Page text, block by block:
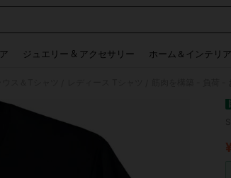
ジュエリー & アクセサリー ホーム＆インテリア